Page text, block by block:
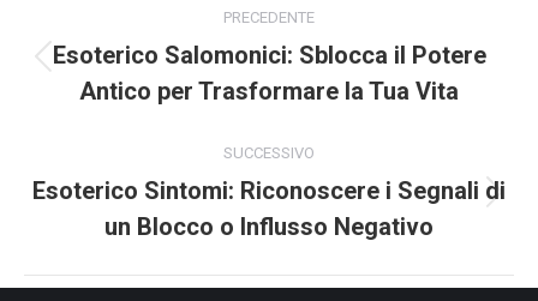
post
PRECEDENTE
precedente:
Esoterico Salomonici: Sblocca il Potere
Antico per Trasformare la Tua Vita
SUCCESSIVO
post:
Esoterico Sintomi: Riconoscere i Segnali di
un Blocco o Influsso Negativo